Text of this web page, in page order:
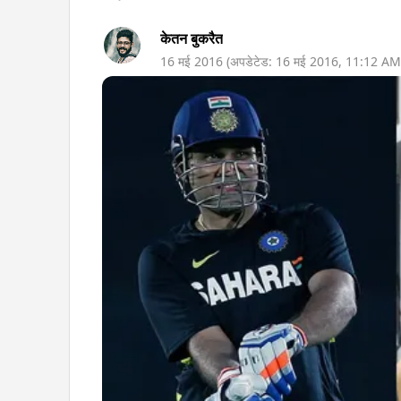
केतन बुकरैत
16 मई 2016 (अपडेटेड: 16 मई 2016, 11:12 AM